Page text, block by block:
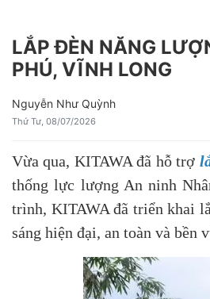
LẮP ĐÈN NĂNG
PHÚ, VĨNH LONG
Nguyễn Như Quỳnh
Thứ Tư, 08/07/2026
Vừa qua, KITAWA đã hỗ trợ
thống lực lượng An ninh
trình, KITAWA đã triển khai
sáng hiện đại, an toàn và bền